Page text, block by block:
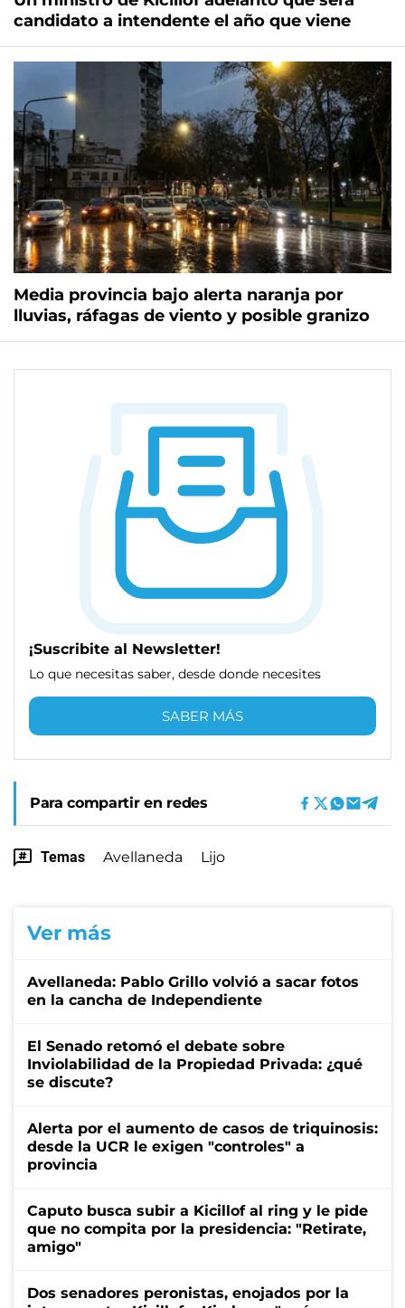
candidato a intendente el año que viene
Media provincia bajo alerta naranja por
lluvias, ráfagas de viento y posible granizo
¡Suscribite al Newsletter!
Lo que necesitas saber, desde donde necesites
SABER MÁS
Para compartir en redes
Temas Avellaneda Lijo
Ver más
Avellaneda: Pablo Grillo volvió a sacar fotos
en la cancha de Independiente
El Senado retomó el debate sobre
Inviolabilidad de la Propiedad Privada: ¿qué
se discute?
Alerta por el aumento de casos de triquinosis:
desde la UCR le exigen "controles" a
provincia
Caputo busca subir a Kicillof al ring y le pide
que no compita por la presidencia: "Retirate,
amigo"
Dos senadores peronistas, enojados por la